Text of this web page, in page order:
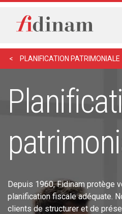
PLANIFICATION PATRIMONIALE
Depuis 1960, Fidinam protège
planification fiscale adéquate.
clients de structurer et de